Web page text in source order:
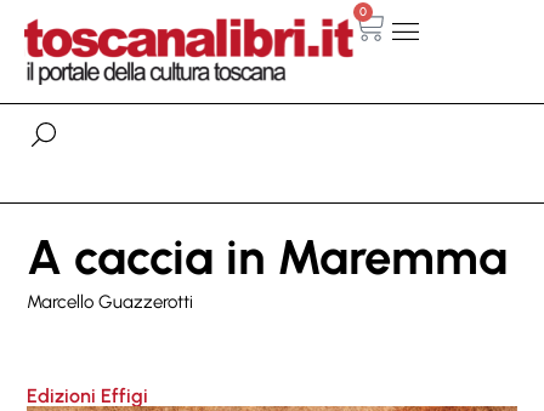
0
A caccia in Maremma
Marcello Guazzerotti
Edizioni Effigi